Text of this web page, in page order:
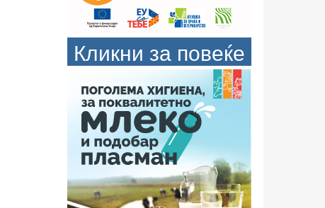
Кликни за повеќе